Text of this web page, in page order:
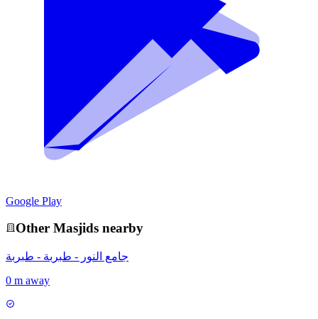
Google Play
Other Masjids nearby
جامع النور - طبربة - طبربة
0 m away